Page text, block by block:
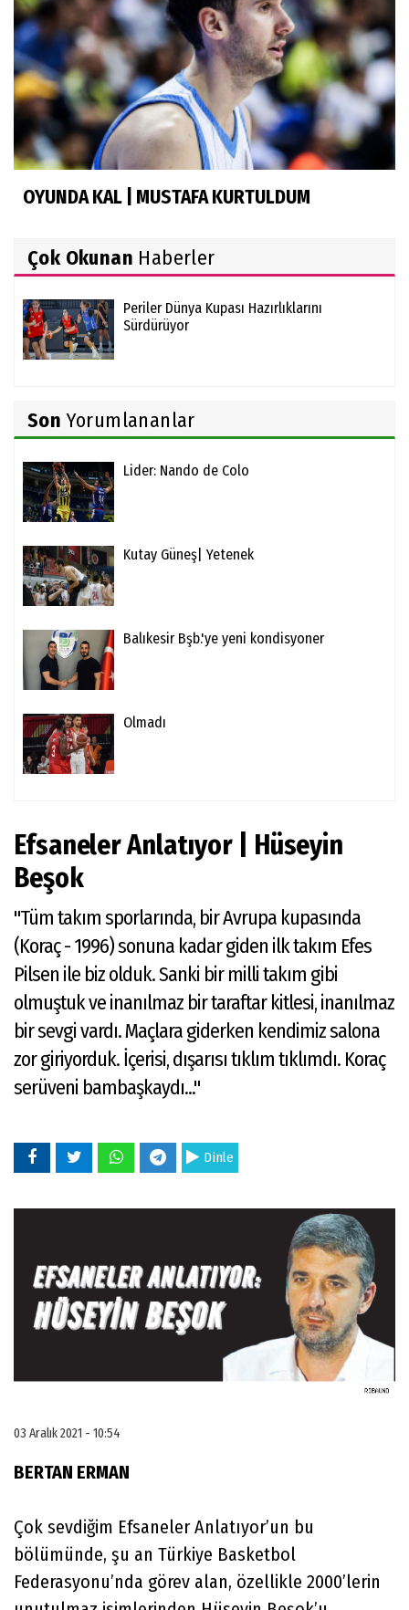
OYUNDA KAL | MUSTAFA KURTULDUM
Çok Okunan Haberler
Periler Dünya Kupası Hazırlıklarını
Sürdürüyor
Son Yorumlananlar
Lider: Nando de Colo
Kutay Güneş| Yetenek
Balıkesir Bşb.'ye yeni kondisyoner
Olmadı
Efsaneler Anlatıyor | Hüseyin
Beşok
"Tüm takım sporlarında, bir Avrupa kupasında
(Koraç - 1996) sonuna kadar giden ilk takım Efes
Pilsen ile biz olduk. Sanki bir milli takım gibi
olmuştuk ve inanılmaz bir taraftar kitlesi, inanılmaz
bir sevgi vardı. Maçlara giderken kendimiz salona
zor giriyorduk. İçerisi, dışarısı tıklım tıklımdı. Koraç
serüveni bambaşkaydı..."
Dinle
03 Aralık 2021 - 10:54
BERTAN ERMAN
Çok sevdiğim Efsaneler Anlatıyor’un bu
bölümünde, şu an Türkiye Basketbol
Federasyonu’nda görev alan, özellikle 2000’lerin